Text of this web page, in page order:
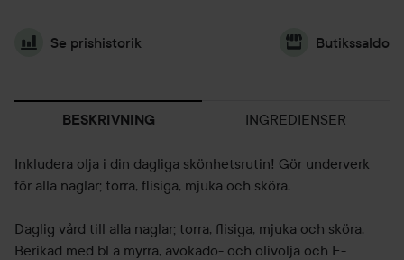
Se prishistorik Butikssaldo
BESKRIVNING INGREDIENSER
Inkludera olja i din dagliga skönhetsrutin! Gör underverk
för alla naglar; torra, flisiga, mjuka och sköra.
Daglig vård till alla naglar; torra, flisiga, mjuka och sköra.
Berikad med bl a myrra, avokado- och olivolja och E-